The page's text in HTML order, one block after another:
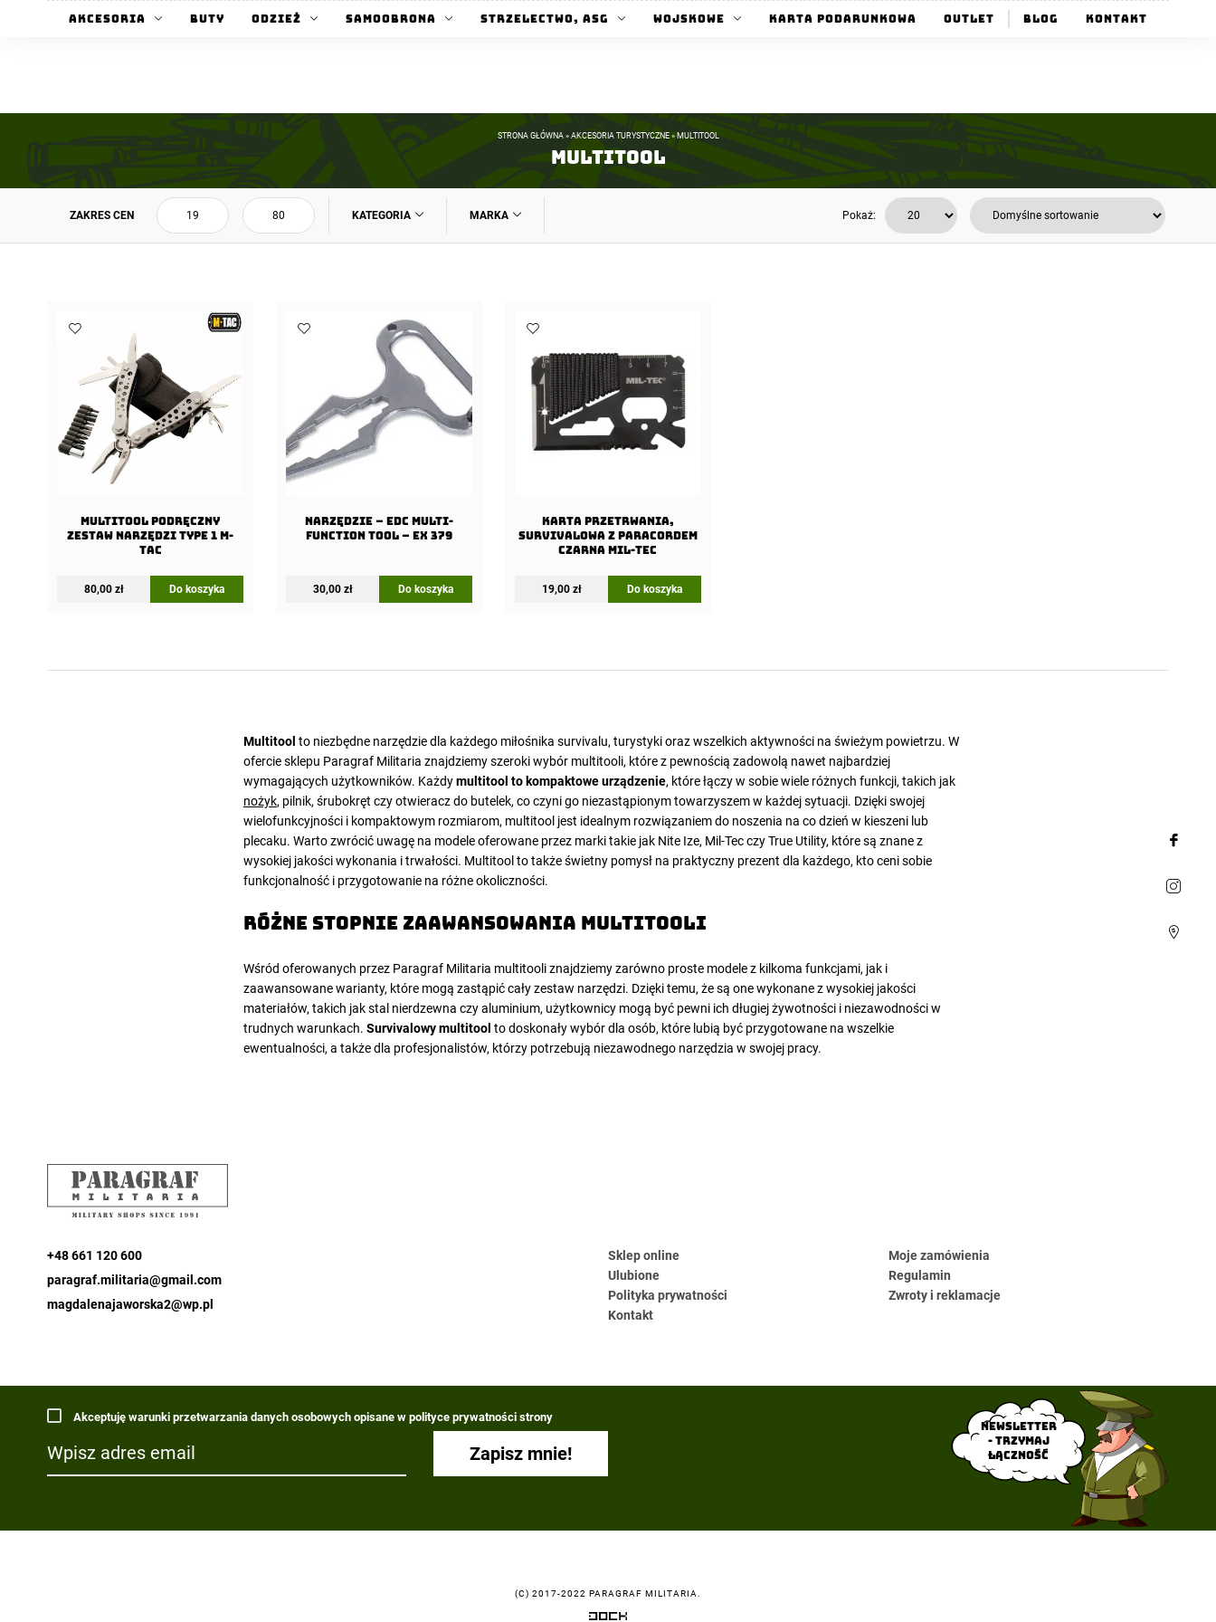
Akcesoria Buty Odzież Samoobrona Strzelectwo, ASG Wojskowe Karta Podarunkowa Outlet Blog Kontakt
STRONA GŁÓWNA» AKCESORIA TURYSTYCZNE» MULTITOOL
Multitool
ZAKRES CEN KATEGORIA MARKA Pokaż:
Multitool Podręczny
Zestaw Narzędzi Type 1 M-
Tac
80,00 zł Do koszyka
NARZĘDZIE – EDC Multi-
function Tool – EX 379
30,00 zł Do koszyka
Karta przetrwania,
survivalowa z paracordem
Czarna Mil-Tec
19,00 zł Do koszyka
Multitool to niezbędne narzędzie dla każdego miłośnika survivalu, turystyki oraz wszelkich aktywności na świeżym powietrzu. W
ofercie sklepu Paragraf Militaria znajdziemy szeroki wybór multitooli, które z pewnością zadowolą nawet najbardziej
wymagających użytkowników. Każdymultitool to kompaktowe urządzenie, które łączy w sobie wiele różnych funkcji, takich jak
nożyk, pilnik, śrubokręt czy otwieracz do butelek, co czyni go niezastąpionym towarzyszem w każdej sytuacji. Dzięki swojej
wielofunkcyjności i kompaktowym rozmiarom, multitool jest idealnym rozwiązaniem do noszenia na co dzień w kieszeni lub
plecaku. Warto zwrócić uwagę na modele oferowane przez marki takie jak Nite Ize, Mil-Tec czy True Utility, które są znane z
wysokiej jakości wykonania i trwałości. Multitool to także świetny pomysł na praktyczny prezent dla każdego, kto ceni sobie
funkcjonalność i przygotowanie na różne okoliczności.
Różne stopnie zaawansowania multitooli
Wśród oferowanych przez Paragraf Militaria multitooli znajdziemy zarówno proste modele z kilkoma funkcjami, jak i
zaawansowane warianty, które mogą zastąpić cały zestaw narzędzi. Dzięki temu, że są one wykonane z wysokiej jakości
materiałów, takich jak stal nierdzewna czy aluminium, użytkownicy mogą być pewni ich długiej żywotności i niezawodności w
trudnych warunkach. Survivalowy multitool to doskonały wybór dla osób, które lubią być przygotowane na wszelkie
ewentualności, a także dla profesjonalistów, którzy potrzebują niezawodnego narzędzia w swojej pracy.
+48 661 120 600
paragraf.militaria@gmail.com
magdalenajaworska2@wp.pl
Sklep online
Moje zamówienia
Ulubione
Regulamin
Polityka prywatności
Zwroty i reklamacje
Kontakt
Akceptuję warunki przetwarzania danych osobowych opisane w polityce prywatności strony
Newsletter
- trzymaj
łączność
(C) 2017-2022 PARAGRAF MILITARIA.